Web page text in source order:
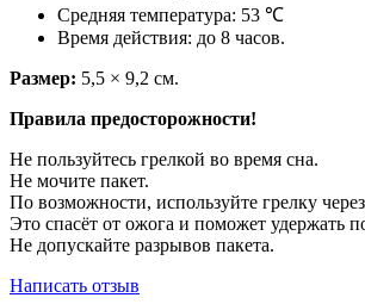
Средняя температура: 53 ℃
Время действия: до 8 часов.
Размер: 5,5 × 9,2 см.
Правила предосторожности!
Не пользуйтесь грелкой во время сна.
Не мочите пакет.
По возможности, используйте грелку
Это спасёт от ожога и поможет удержать
Не допускайте разрывов пакета.
Написать отзыв